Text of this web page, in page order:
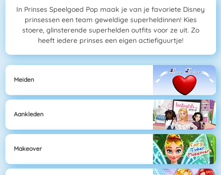
In Prinses Speelgoed Pop maak je van je favoriete Disney
prinsessen een team geweldige superheldinnen! Kies
stoere, glinsterende superhelden outfits voor ze uit. Zo
heeft iedere prinses een eigen actiefiguurtje!
Meiden
Aankleden
Makeover